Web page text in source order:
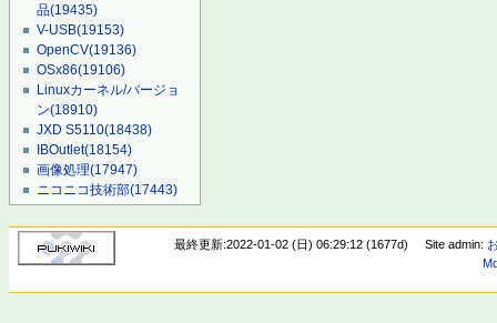
品(19435)
V-USB(19153)
OpenCV(19136)
OSx86(19106)
Linuxカーネル/バージョ
ン(18910)
JXD S5110(18438)
IBOutlet(18154)
画像処理(17947)
ニコニコ技術部(17443)
最終更新:2022-01-02 (日) 06:29:12 (1677d) Site admin: